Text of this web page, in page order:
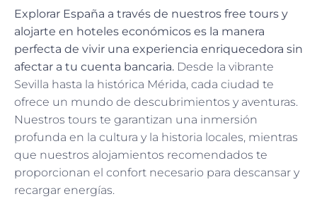
Explorar España a través de nuestros free tours y
alojarte en hoteles económicos es la manera
perfecta de vivir una experiencia enriquecedora sin
afectar a tu cuenta bancaria. Desde la vibrante
Sevilla hasta la histórica Mérida, cada ciudad te
ofrece un mundo de descubrimientos y aventuras.
Nuestros tours te garantizan una inmersión
profunda en la cultura y la historia locales, mientras
que nuestros alojamientos recomendados te
proporcionan el confort necesario para descansar y
recargar energías.